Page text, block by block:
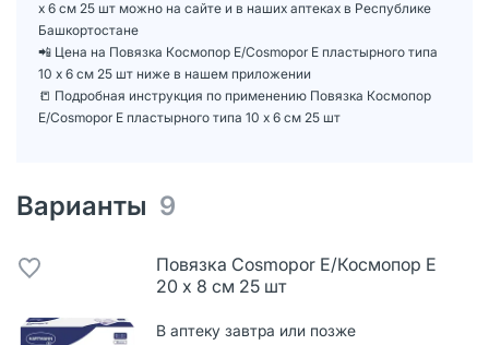
х 6 см 25 шт можно на сайте и в наших аптеках в Республике
Башкортостане
📲 Цена на Повязка Космопор Е/Cosmopor Е пластырного типа
10 х 6 см 25 шт ниже в нашем приложении
📒 Подробная инструкция по применению Повязка Космопор
Е/Cosmopor Е пластырного типа 10 х 6 см 25 шт
Варианты 9
Повязка Cosmopor Е/Космопор Е
20 х 8 см 25 шт
В аптеку завтра или позже